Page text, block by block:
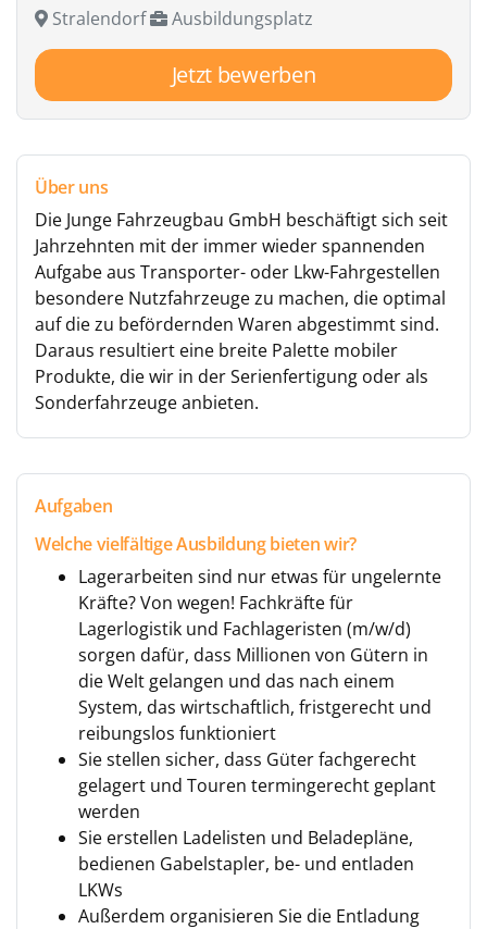
Stralendorf Ausbildungsplatz
Jetzt bewerben
Über uns
Die Junge Fahrzeugbau GmbH beschäftigt sich seit
Jahrzehnten mit der immer wieder spannenden
Aufgabe aus Transporter- oder Lkw-Fahrgestellen
besondere Nutzfahrzeuge zu machen, die optimal
auf die zu befördernden Waren abgestimmt sind.
Daraus resultiert eine breite Palette mobiler
Produkte, die wir in der Serienfertigung oder als
Sonderfahrzeuge anbieten.
Aufgaben
Welche vielfältige Ausbildung bieten wir?
Lagerarbeiten sind nur etwas für ungelernte
Kräfte? Von wegen! Fachkräfte für
Lagerlogistik und Fachlageristen (m/w/d)
sorgen dafür, dass Millionen von Gütern in
die Welt gelangen und das nach einem
System, das wirtschaftlich, fristgerecht und
reibungslos funktioniert
Sie stellen sicher, dass Güter fachgerecht
gelagert und Touren termingerecht geplant
werden
Sie erstellen Ladelisten und Beladepläne,
bedienen Gabelstapler, be- und entladen
LKWs
Außerdem organisieren Sie die Entladung